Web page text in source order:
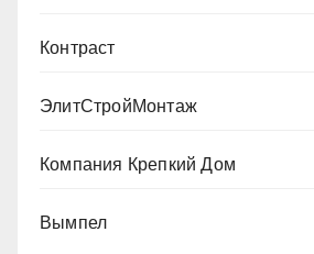
Контраст
ЭлитСтройМонтаж
Компания Крепкий Дом
Вымпел